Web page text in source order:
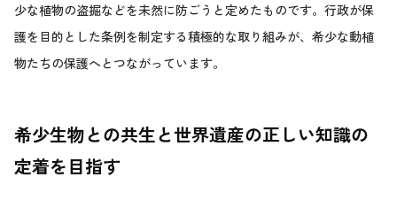
少な植物の盗掘などを未然に防ごうと定めたものです。行政が保
護を目的とした条例を制定する積極的な取り組みが、希少な動植
物たちの保護へとつながっています。
希少生物との共生と世界遺産の正しい知識の
定着を目指す